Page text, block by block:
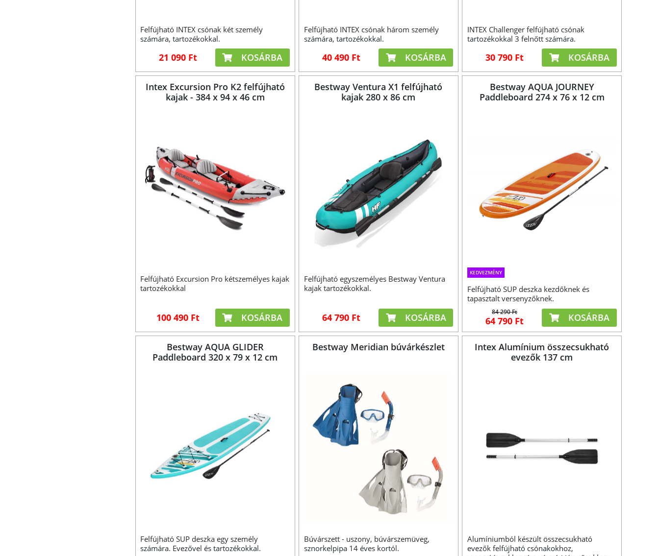
Felfújható INTEX csónak két személy
számára, tartozékokkal.
21 090 Ft KOSÁRBA
Felfújható INTEX csónak három személy
számára, tartozékokkal.
40 490 Ft KOSÁRBA
INTEX Challenger felfújható csónak
tartozékokkal 3 felnőtt számára.
30 790 Ft KOSÁRBA
Intex Excursion Pro K2 felfújható
kajak - 384 x 94 x 46 cm
Felfújható Excursion Pro kétszemélyes kajak
tartozékokkal
100 490 Ft KOSÁRBA
Bestway Ventura X1 felfújható
kajak 280 x 86 cm
Felfújható egyszemélyes Bestway Ventura
kajak tartozékokkal.
64 790 Ft KOSÁRBA
Bestway AQUA JOURNEY
Paddleboard 274 x 76 x 12 cm
KEDVEZMÉNY
Felfújható SUP deszka kezdőknek és
tapasztalt versenyzőknek.
84 290 Ft
64 790 Ft KOSÁRBA
Bestway AQUA GLIDER
Paddleboard 320 x 79 x 12 cm
Felfújható SUP deszka egy személy
számára. Evezővel és tartozékokkal.
Bestway Meridian búvárkészlet
Búvárszett - uszony, búvárszemüveg,
sznorkelpipa 14 éves kortól.
Intex Alumínium összecsukható
evezők 137 cm
Alumíniumból készült összecsukható
evezők felfújható csónakokhoz,